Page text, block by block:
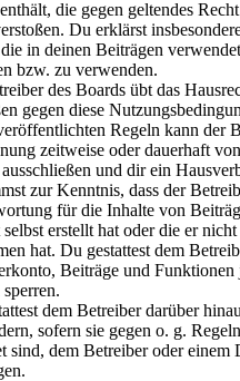
die gegen geltendes
Du erklärst
in deinen Beiträgen
bzw. zu verwenden.
des Boards übt das
gegen diese
Regeln kann der
zeitweise oder dauerhaft
und dir ein
zur Kenntnis, dass der
für die Inhalte von
erstellt hat oder die er
hat. Du gestattest dem
Beiträge und Funktionen
dem Betreiber darüber
sofern sie gegen o. g.
sind, dem Betreiber oder einem